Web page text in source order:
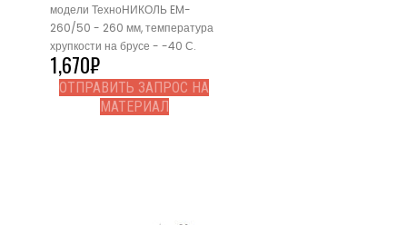
модели ТехноНИКОЛЬ EM-
260/50 - 260 мм, температура
хрупкости на брусе - -40 С.
1,670₽
ОТПРАВИТЬ ЗАПРОС НА
МАТЕРИАЛ